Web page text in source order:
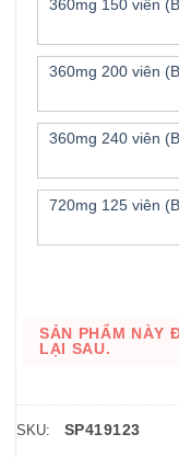
360mg 150 viên
360mg 200 viên
360mg 240 viên
720mg 125 viên
SẢN PHẨM NÀY
LẠI SAU.
SKU: SP419123